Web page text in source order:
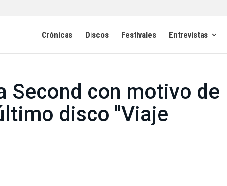
Crónicas Discos Festivales Entrevistas
Second con motivo de
disco "Viaje